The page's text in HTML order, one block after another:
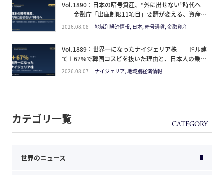
Vol.1890：日本の暗号資産、“外に出せない”時代へ
──金融庁「出庫制限11項目」要請が変える、資産防
衛のタイムライン
2026.08.08 地域別経済情報, 日本, 暗号通貨, 金融資産
Vol.1889：世界一になったナイジェリア株──ドル建
て＋67%で韓国コスピを抜いた理由と、日本人の乗り
方
2026.08.07 ナイジェリア, 地域別経済情報
カテゴリ一覧
世界のニュース